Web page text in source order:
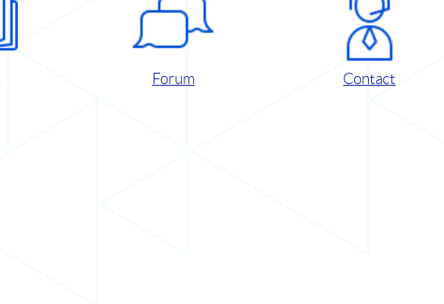
Forum Contact